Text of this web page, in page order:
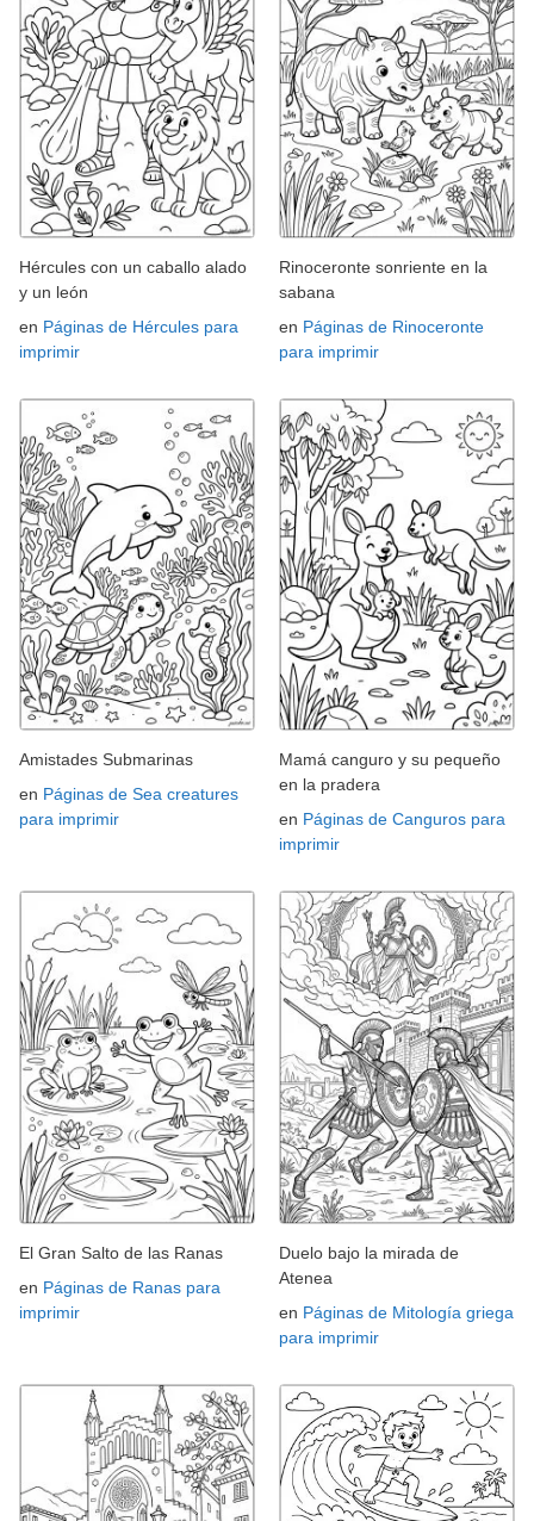
Hércules con un caballo alado
y un león
en Páginas de Hércules para
imprimir
Rinoceronte sonriente en la
sabana
en Páginas de Rinoceronte
para imprimir
Amistades Submarinas
en Páginas de Sea creatures
para imprimir
Mamá canguro y su pequeño
en la pradera
en Páginas de Canguros para
imprimir
El Gran Salto de las Ranas
en Páginas de Ranas para
imprimir
Duelo bajo la mirada de
Atenea
en Páginas de Mitología griega
para imprimir